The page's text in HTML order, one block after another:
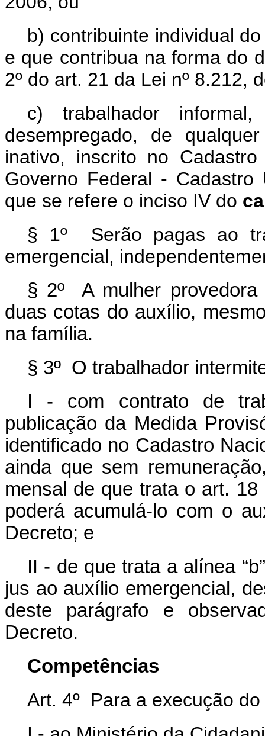
b) contribuinte individual
e que contribua na forma do
2º do art. 21 da Lei nº 8.212,
c) trabalhador
desempregado, de
inativo, inscrito no
Governo Federal -
que se refere o inciso IV do
§ 1ºSerão pagas ao
emergencial,
§ 2º A mulher
duas cotas do auxílio,
na família.
§ 3º O trabalhador
I - com contrato de
publicação da Medida
identificado no Cadastro
ainda que sem
mensal de que trata o art.
poderá acumulá-lo com o
Decreto; e
II - de que trata a alínea
jus ao auxílio emergencial,
deste parágrafo e
Decreto.
Competências
Art. 4º Para a execução